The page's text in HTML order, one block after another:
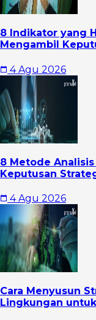
8 Indikator yang
Mengambil
4 Agu 2026
8 Metode
Keputusan
4 Agu 2026
Cara Menyusun
Lingkungan